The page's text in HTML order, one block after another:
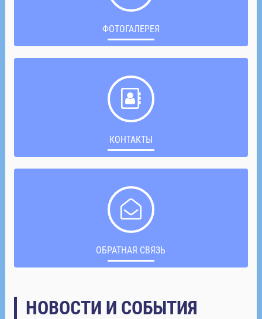
ФОТОГАЛЕРЕЯ
КОНТАКТЫ
ОБРАТНАЯ СВЯЗЬ
НОВОСТИ И СОБЫТИЯ